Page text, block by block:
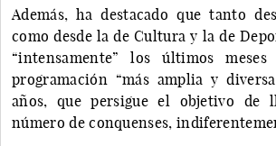
Además, ha destacado que tanto
como desde la de Cultura y la de
“intensamente” los últimos
programación “más amplia y
años, que persigue el objetivo de
número de conquenses,